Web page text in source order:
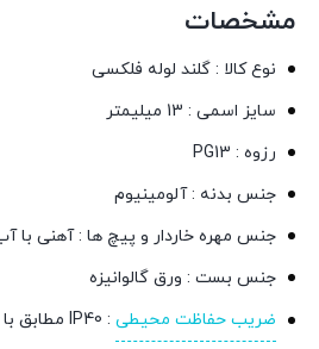
مشخصات
نوع کالا : گلند لوله فلکسی
سایز اسمی : 13 میلیمتر
رزوه : PG13
جنس بدنه : آلومینیوم
جنس مهره خاردار و پیچ ها : آهنی با آب
جنس بست : ورق گالوانیزه
ضریب حفاظت محیطی : IP40 مطابق با استاندارد IEC60529